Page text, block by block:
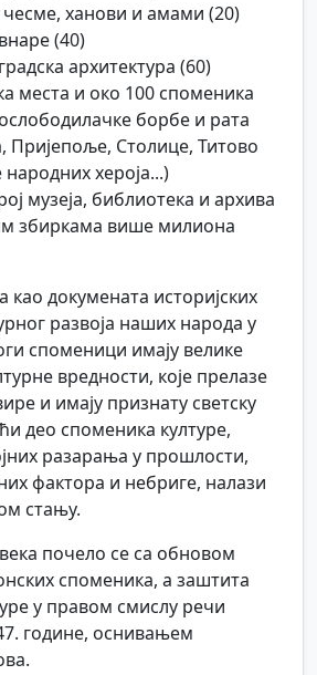
ханови и амами (20)
(40)
архитектура (60)
места и око 100 споменика
борбе и рата
Пријепоље, Столице, Титово
хероја...)
музеја, библиотека и архива
збиркама више милиона
као докумената историјских
развоја наших народа у
споменици имају велике
вредности, које прелазе
и имају признату светску
део споменика културе,
разарања у прошлости,
фактора и небриге, налази
стању.
почело се са обновом
споменика, а заштита
у правом смислу речи
године, оснивањем